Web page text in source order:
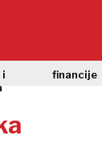
i
financije